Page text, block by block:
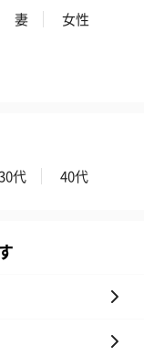
可能日が通常より
妻
女性
代 40代